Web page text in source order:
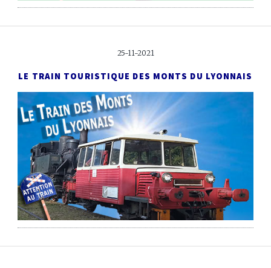
25-11-2021
LE TRAIN TOURISTIQUE DES MONTS DU LYONNAIS